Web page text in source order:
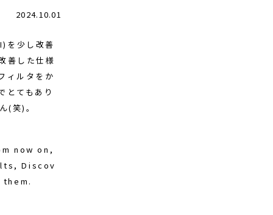
2024.10.01
少し改善
善した仕様
ィルタをか
とてもあり
(笑)。
now on,
Discov